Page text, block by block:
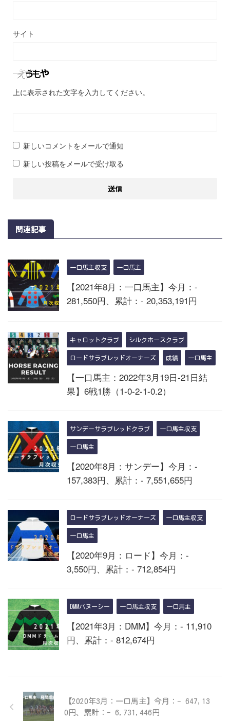
サイト
上に表示された文字を入力してください。
新しいコメントをメールで通知
新しい投稿をメールで受け取る
関連記事
一口馬主収支 一口馬主
【2021年8月：一口馬主】今月：-
281,550円、累計：- 20,353,191円
キャロットクラブ シルクホースクラブ
ロードサラブレッドオーナーズ 成績 一口馬主
【一口馬主：2022年3月19日-21日結
果】6戦1勝（1-0-2-1-0.2）
サンデーサラブレッドクラブ 一口馬主収支
一口馬主
【2020年8月：サンデー】今月：-
157,383円、累計：- 7,551,655円
ロードサラブレッドオーナーズ 一口馬主収支
一口馬主
【2020年9月：ロード】今月：-
3,550円、累計：- 712,854円
DMMバヌーシー 一口馬主収支 一口馬主
【2021年3月：DMM】今月：- 11,910
円、累計：- 812,674円
【2020年3月：一口馬主】今月：- 647,13
0円、累計：- 6,731,446円